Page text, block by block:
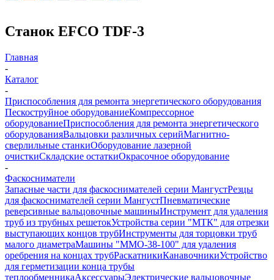
Станок EFCO TDF-3
Главная
-
Каталог
-
Приспособления для ремонта энергетического оборудования
Пескоструйное оборудованиеКомпрессорное
оборудованиеПриспособления для ремонта энергетического
оборудованияВальцовки различных серийМагнитно-
сверлильные станкиОборудование лазерной
очисткиСкладские остаткиОкрасочное оборудование
-
Фаскосниматели
Запасные части для фаскоснимателей серии МангустРезцы
для фаскоснимателей серии МангустПневматические
реверсивные вальцовочные машиныИнструмент для удаления
труб из трубных решетокУстройства серии "МТК" для отрезки
выступающих концов трубИнструменты для торцовки труб
малого диаметраМашины "ММО-38-100" для удаления
оребрения на концах трубРаскатникиКанавочникиУстройство
для герметизации конца трубы
теплообменникаАксессуарыЭлектрические вальцовочные